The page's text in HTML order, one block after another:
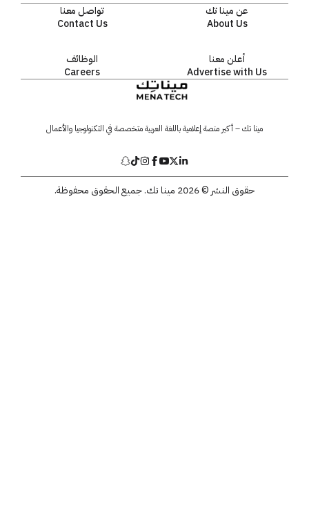
عن مينا تك
About Us
تواصل معنا
Contact Us
أعلن معنا
Advertise with Us
الوظائف
Careers
مينا تك – أكبر منصة إعلامية باللغة العربية متخصصة في التكنولوجيا والأعمال
حقوق النشر © 2026 مينا تك. جميع الحقوق محفوظة.